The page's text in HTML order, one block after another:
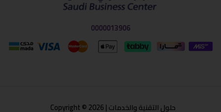
0000013906
حلول التقنية والخدمات | Copyright © 2026